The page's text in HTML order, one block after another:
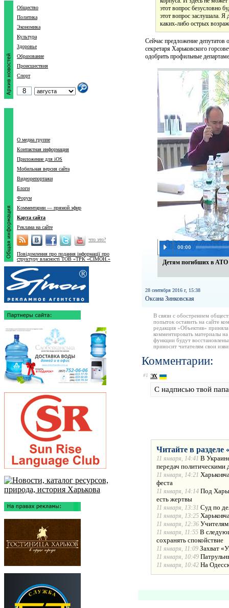
этот вопрос безусловно
этот вопрос заслушала.
каких-либо острых
Сейчас предложение
секретаря Харьковского
одобрить профильные
00:00
Детям погибших в
28 сентября 2016 г, 15:38
Оксана Зинковская
В связи с обострением
попыток оставить на сайте
редакция «Объектив»
комментировать материалы
функции будут
приносит читателям свои
Комментарии:
#1 ЭХ
С надписью твой
Читайте в разделе
11 января, 14:41 В
передач политическими
11 января, 14:21
феста
11 января, 14:14 Под
есть жертвы
11 января, 13:31 Суд по
11 января, 13:25
11 января, 12:36
11 января, 11:55 В
сохранять спокойствие
11 января, 11:09 Захват
11 января, 10:49
11 января, 10:42 На
Общество
Политика
Экономика
Культура
Здоровье
Образование
Происшествия
Спорт
О медиа группе
Контактная информация
Приложение для iOS
Мобильная версия сайта
Видеорепортажи
Блоги
Форум
Комментарии — прямой эфир
Карта сайта
Реклама на сайте
что это?
Повідомлення про подання інформації про
структуру власності ТОВ «ТРК «СІМОН.»